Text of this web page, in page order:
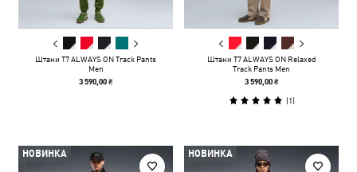
Штани T7 ALWAYS ON Track Pants
Men
3 590,00 ₴
Штани T7 ALWAYS ON Relaxed
Track Pants Men
3 590,00 ₴
(1)
НОВИНКА НОВИНКА